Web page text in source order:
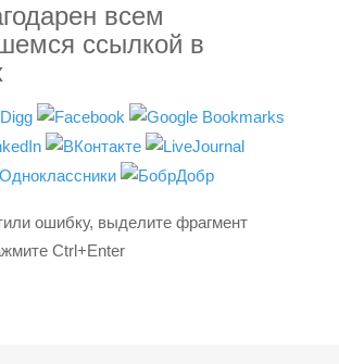
всем
ссылкой в
ошибку, выделите фрагмент
Ctrl+Enter